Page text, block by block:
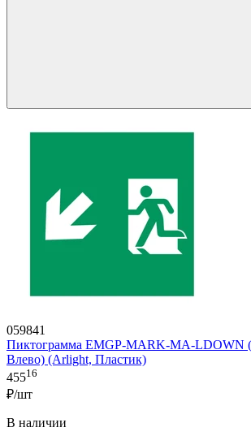
059841
Пиктограмма EMGP-MARK-MA-LDOWN
Влево) (Arlight, Пластик)
45516
₽/шт
В наличии